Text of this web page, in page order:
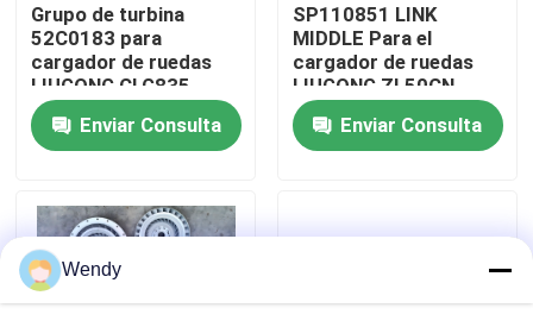
Control de calidad
Éntrenos en contacto con
Casos
Grupo de turbina
52C0183 para
cargador de ruedas
LIUGONG CLG835,
CLG836 CLG850H,
CLG855N, CLG856
CLG870H
Enviar Consulta
SP110851 LINK
MIDDLE Para el
cargador de ruedas
LIUGONG ZL50CN、
CLG855N、CLG856、
CLG860H CLG870H、
CLG888
Enviar Consulta
Wendy